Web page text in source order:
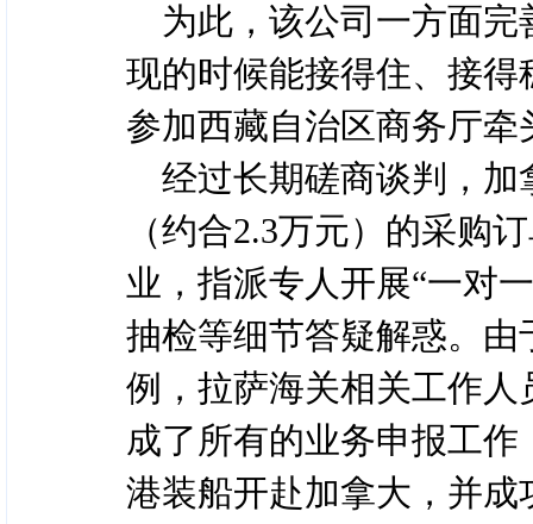
为此，该公司一方面
现的时候能接得住、接
参加西藏自治区商务厅
经过长期磋商谈判，加
（约合2.3万元）的采购
业，指派专人开展“一对
抽检等细节答疑解惑。
例，拉萨海关相关工作
成了所有的业务申报工
港装船开赴加拿大，并